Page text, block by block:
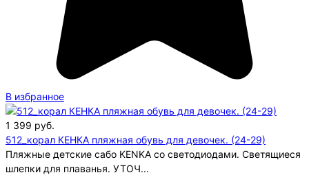
В избранное
1 399 руб.
512_корал КЕНКА пляжная обувь для девочек. (24-29)
Пляжные детские сабо KENKA со светодиодами. Светящиеся
шлепки для плаванья. УТОЧ...